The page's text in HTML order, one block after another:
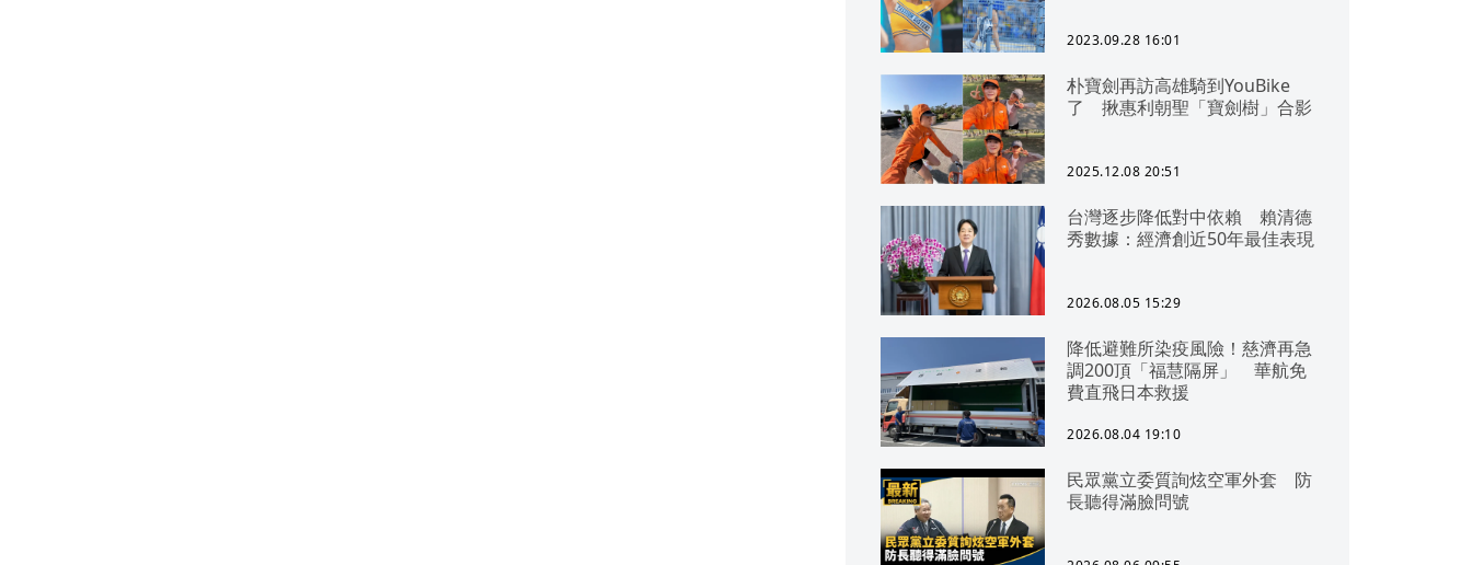
2023.09.28 16:01
朴寶劍再訪高雄騎到YouBike
了 揪惠利朝聖「寶劍樹」合影
2025.12.08 20:51
台灣逐步降低對中依賴 賴清德
秀數據：經濟創近50年最佳表現
2026.08.05 15:29
降低避難所染疫風險！慈濟再急
調200頂「福慧隔屏」 華航免
費直飛日本救援
2026.08.04 19:10
民眾黨立委質詢炫空軍外套 防
長聽得滿臉問號